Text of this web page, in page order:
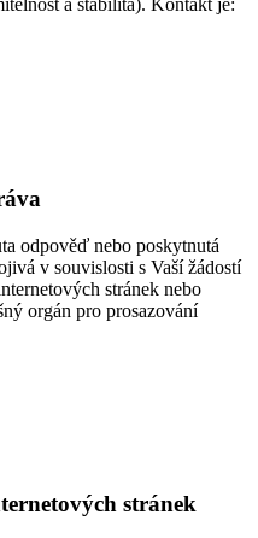
a stabilita). Kontakt je:
odpověď nebo poskytnutá
v souvislosti s Vaší žádostí
stránek nebo
orgán pro prosazování
stránek